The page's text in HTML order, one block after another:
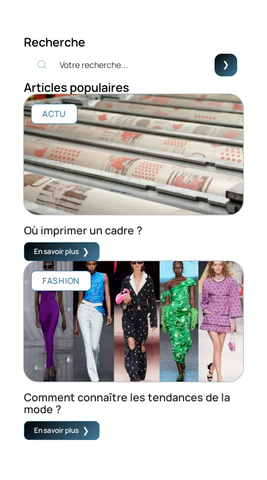
Recherche
Articles populaires
ACTU
Où imprimer un cadre ?
En savoir plus
FASHION
Comment connaître les tendances de la
mode ?
En savoir plus